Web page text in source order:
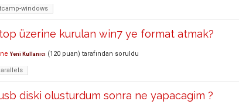
windows
üzerine kurulan win7 ye format atmak?
Yeni Kullanıcı (120 puan) tarafından soruldu
diski olusturdum sonra ne yapacagim ?